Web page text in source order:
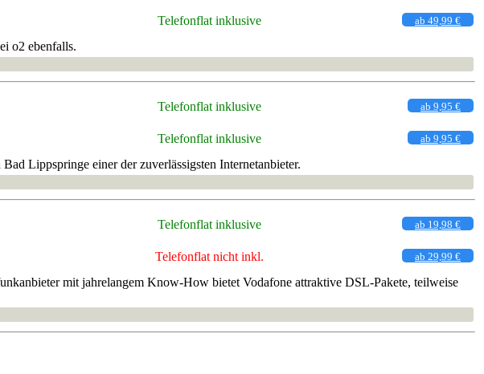
Telefonflat inklusive ab 49,99 €
o2 ebenfalls.
Telefonflat inklusive ab 9,95 €
Telefonflat inklusive ab 9,95 €
Lippspringe einer der zuverlässigsten Internetanbieter.
Telefonflat inklusive ab 19,98 €
Telefonflat nicht inkl. ab 29,99 €
mit jahrelangem Know-How bietet Vodafone attraktive DSL-Pakete, teilweise